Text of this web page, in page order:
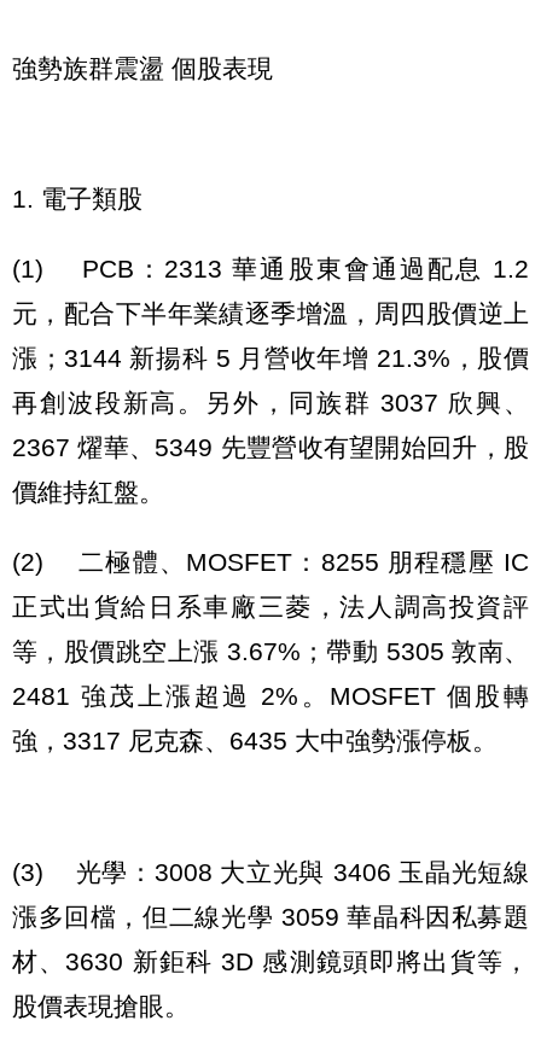
強勢族群震盪 個股表現
1. 電子類股
(1) PCB：2313 華通股東會通過配息 1.2
元，配合下半年業績逐季增溫，周四股價逆上
漲；3144 新揚科 5 月營收年增 21.3%，股價
再創波段新高。另外，同族群 3037 欣興、
2367 燿華、5349 先豐營收有望開始回升，股
價維持紅盤。
(2) 二極體、MOSFET：8255 朋程穩壓 IC
正式出貨給日系車廠三菱，法人調高投資評
等，股價跳空上漲 3.67%；帶動 5305 敦南、
2481 強茂上漲超過 2%。MOSFET 個股轉
強，3317 尼克森、6435 大中強勢漲停板。
(3) 光學：3008 大立光與 3406 玉晶光短線
漲多回檔，但二線光學 3059 華晶科因私募題
材、3630 新鉅科 3D 感測鏡頭即將出貨等，
股價表現搶眼。